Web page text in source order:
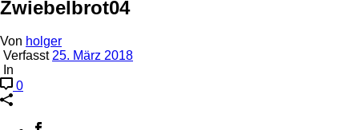
Zwiebelbrot04
Von holger
Verfasst25. März 2018
In
0